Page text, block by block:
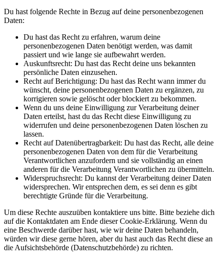
Du hast folgende Rechte in Bezug auf deine personenbezogenen
Daten:
Du hast das Recht zu erfahren, warum deine
personenbezogenen Daten benötigt werden, was damit
passiert und wie lange sie aufbewahrt werden.
Auskunftsrecht: Du hast das Recht deine uns bekannten
persönliche Daten einzusehen.
Recht auf Berichtigung: Du hast das Recht wann immer du
wünscht, deine personenbezogenen Daten zu ergänzen, zu
korrigieren sowie gelöscht oder blockiert zu bekommen.
Wenn du uns deine Einwilligung zur Verarbeitung deiner
Daten erteilst, hast du das Recht diese Einwilligung zu
widerrufen und deine personenbezogenen Daten löschen zu
lassen.
Recht auf Datenübertragbarkeit: Du hast das Recht, alle deine
personenbezogenen Daten von dem für die Verarbeitung
Verantwortlichen anzufordern und sie vollständig an einen
anderen für die Verarbeitung Verantwortlichen zu übermitteln.
Widerspruchsrecht: Du kannst der Verarbeitung deiner Daten
widersprechen. Wir entsprechen dem, es sei denn es gibt
berechtigte Gründe für die Verarbeitung.
Um diese Rechte auszuüben kontaktiere uns bitte. Bitte beziehe dich
auf die Kontaktdaten am Ende dieser Cookie-Erklärung. Wenn du
eine Beschwerde darüber hast, wie wir deine Daten behandeln,
würden wir diese gerne hören, aber du hast auch das Recht diese an
die Aufsichtsbehörde (Datenschutzbehörde) zu richten.